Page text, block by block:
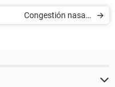
Congestión nasal -